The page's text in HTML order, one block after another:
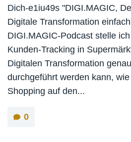
Dich-e1iu49s "DIGI.MAGIC,
Digitale Transformation
DIGI.MAGIC-Podcast stelle
Kunden-Tracking in
Digitalen Transformation
durchgeführt werden kann,
Shopping auf den...
0